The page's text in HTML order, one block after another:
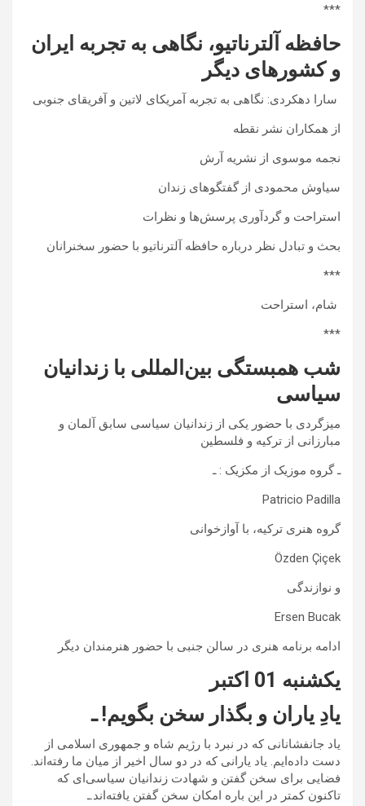
***
حافظه آلترناتیو، نگاهی به تجربه ایران
و کشورهای دیگر
سارا دهکردی: نگاهی به تجربه آمریکای لاتین و آفریقای جنوبی
از همکاران نشر نقطه
نجمه موسوی از نشریه آرش
سیاوش محمودی از گفتگوهای زندان
استراحت و گردآوری پرسش‌ها و نظرات
بحث و تبادل نظر درباره حافظه آلترناتیو با حضور سخنرانان
***
شام، استراحت
***
شب همبستگی بین‌المللی با زندانیان
سیاسی
میزگردی با حضور یکی از زندانیان سیاسی سابق آلمان و
مبارزانی از ترکیه و فلسطین
ـ گروه موزیک از مکزیک : ـ
Patricio Padilla
گروه هنری ترکیه، با آوازخوانی
Özden Çiçek
و نوازندگی
Ersen Bucak
ادامه برنامه هنری در سالن جنبی با حضور هنرمندان دیگر
يکشنبه 01 اکتبر
یادِ یاران و بگذار سخن بگویم! ـ
یاد جانفشانانی که در نبرد با رژیم شاه و جمهوری اسلامی از
دست داده‌ایم. یاد یارانی که در دو سال اخیر از میان ما رفته‌اند.
فضایی برای سخن گفتن و شهادت زندانیان سیاسی‌ای که
تاکنون کمتر در این باره امکان سخن گفتن یافته‌اند.ـ